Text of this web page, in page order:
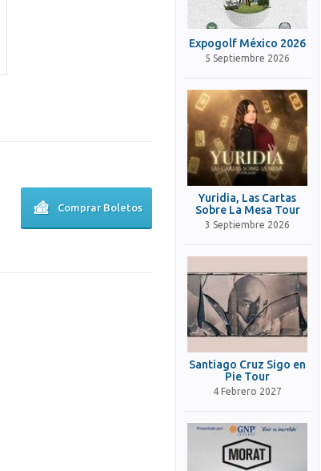
Comprar Boletos
Expogolf México 2026
5 Septiembre 2026
Yuridia, Las Cartas
Sobre La Mesa Tour
3 Septiembre 2026
Santiago Cruz Sigo en
Pie Tour
4 Febrero 2027